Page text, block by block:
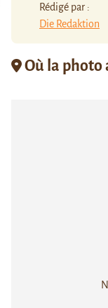
Rédigé par :
Die Redaktion
Où la photo